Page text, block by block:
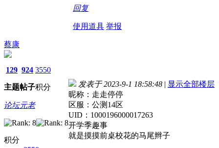
回复
使用道具 举报
蔡康
129
主题
924
帖子
3550
积分
论坛元老
积分
发表于 2023-9-1 18:58:48 | 显示全部楼层
昵称：走走停停
区服：公测14区
UID：1000196000017263
开学季趣事
就是摸摸前桌校花的马尾辫子